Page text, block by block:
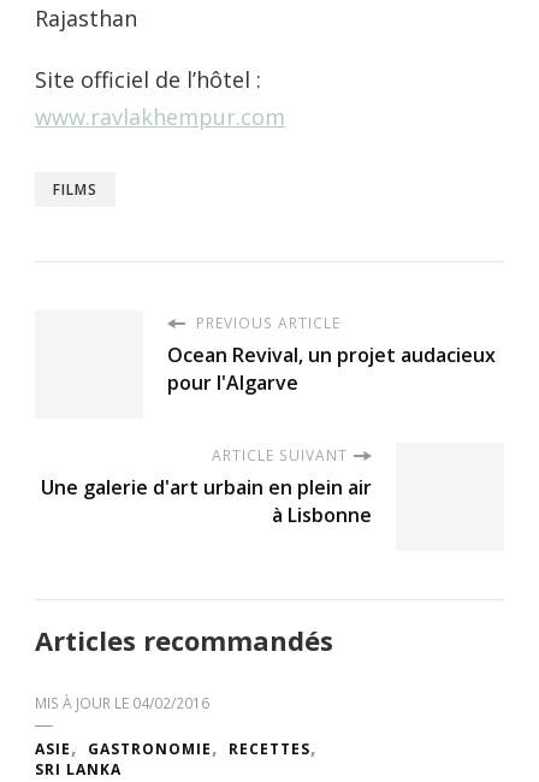
Rajasthan
Site officiel de l’hôtel :
www.ravlakhempur.com
FILMS
PREVIOUS ARTICLE
Ocean Revival, un projet audacieux
pour l'Algarve
ARTICLE SUIVANT
Une galerie d'art urbain en plein air
à Lisbonne
Articles recommandés
MIS À JOUR LE 04/02/2016
ASIE GASTRONOMIE
RECETTES
SRI LANKA